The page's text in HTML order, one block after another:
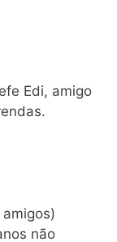
Edi, amigo
não